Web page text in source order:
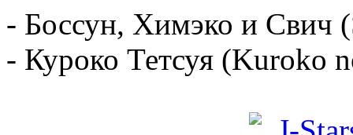
- Боссун, Химэко и Свич
- Куроко Тетсуя (Kuroko